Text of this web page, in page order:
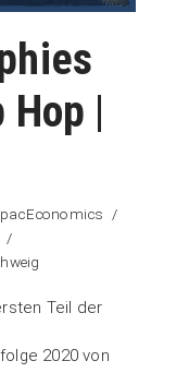
|
Teil der
2020 von